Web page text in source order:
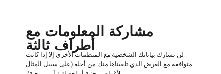
مشاركة المعلومات مع
أطراف ثالثة
لن نشارك بياناتك الشخصية مع المنظمات الأخرى إلا إذا كانت
متوافقة مع الغرض الذي تلقيناها منك من أجله (على سبيل المثال